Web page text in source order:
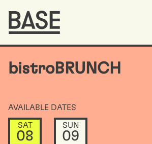
bistroBRUNCH
AVAILABLE DATES
SAT
08
SUN
09